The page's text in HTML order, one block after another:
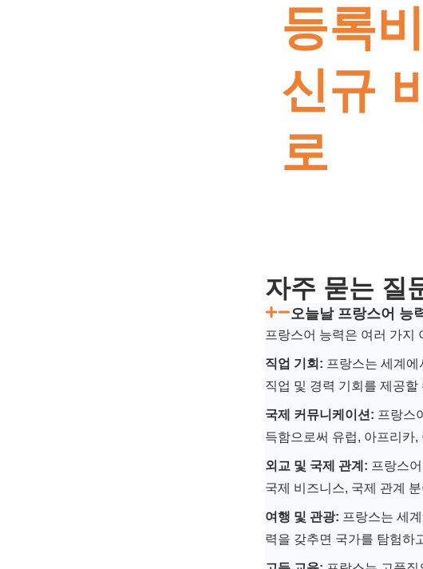
등록
신규
로
자주 묻는 질
오늘날 프랑스어 능
프랑스어 능력은 여러 가지
직업 기회: 프랑스는 세계
직업 및 경력 기회를 제공할
국제 커뮤니케이션: 프랑스
득함으로써 유럽, 아프리카
외교 및 국제 관계: 프랑스
국제 비즈니스, 국제 관계
여행 및 관광: 프랑스는 세
력을 갖추면 국가를 탐험하